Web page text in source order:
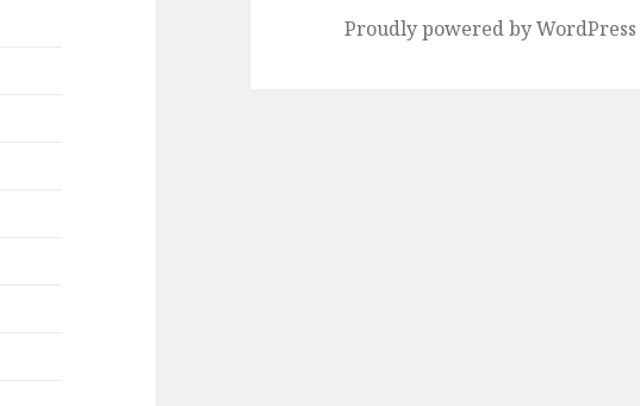
Proudly powered by WordPress